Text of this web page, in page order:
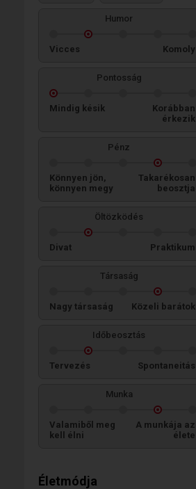
Humor
Vicces Komoly
Pontosság
Mindig késik
Korábban
érkezik
Pénz
Könnyen jön,
könnyen megy
Takarékosan
beosztja
Öltözködés
Divat Praktikum
Társaság
Nagy társaság Közeli barátok
Időbeosztás
Tervezés Spontaneitás
Munka
Valamiből meg
kell élni
A munkája az
élete
Életmódja